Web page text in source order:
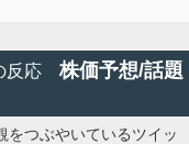
反応 株価予想/話題
をつぶやいているツイッ